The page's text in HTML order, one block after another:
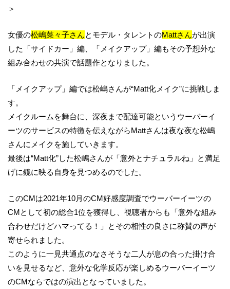
＞
女優の松嶋菜々子さんとモデル・タレントのMattさんが出演
した「サイドカー」編、「メイクアップ」編もその予想外な
組み合わせの共演で話題作となりました。
「メイクアップ」編では松嶋さんが“Matt化メイク”に挑戦しま
す。
メイクルームを舞台に、深夜まで配達可能というウーバーイ
ーツのサービスの特徴を伝えながらMattさんは夜な夜な松嶋
さんにメイクを施していきます。
最後は“Matt化”した松嶋さんが「意外とナチュラルね」と満足
げに鏡に映る自身を見つめるのでした。
このCMは2021年10月のCM好感度調査でウーバーイーツの
CMとして初の総合1位を獲得し、視聴者からも「意外な組み
合わせだけどハマってる！」とその相性の良さに称賛の声が
寄せられました。
このように一見共通点のなさそうな二人が息の合った掛け合
いを見せるなど、意外な化学反応が楽しめるウーバーイーツ
のCMならではの演出となっていました。